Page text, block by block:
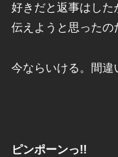
好きだと返事はした
伝えようと思ったの
今ならいける。間違
ピンポーンっ!!